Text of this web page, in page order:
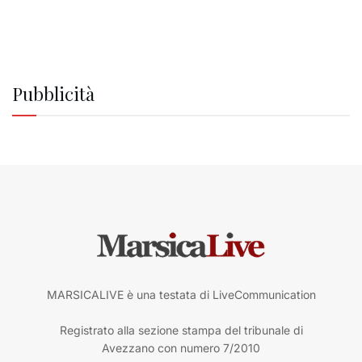
Pubblicità
MARSICALIVE è una testata di LiveCommunication
Registrato alla sezione stampa del tribunale di
Avezzano con numero 7/2010